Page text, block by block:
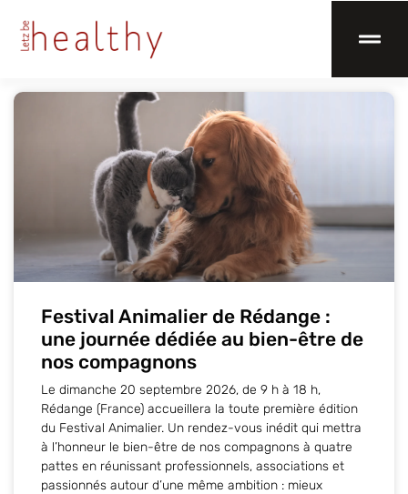
Festival Animalier de Rédange :
une journée dédiée au bien-être de
nos compagnons
Le dimanche 20 septembre 2026, de 9 h à 18 h,
Rédange (France) accueillera la toute première édition
du Festival Animalier. Un rendez-vous inédit qui mettra
à l’honneur le bien-être de nos compagnons à quatre
pattes en réunissant professionnels, associations et
passionnés autour d’une même ambition : mieux